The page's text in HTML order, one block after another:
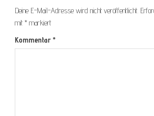
Deine E-Mail-Adresse wird nicht veröffentlicht.
mit * markiert
Kommentar *